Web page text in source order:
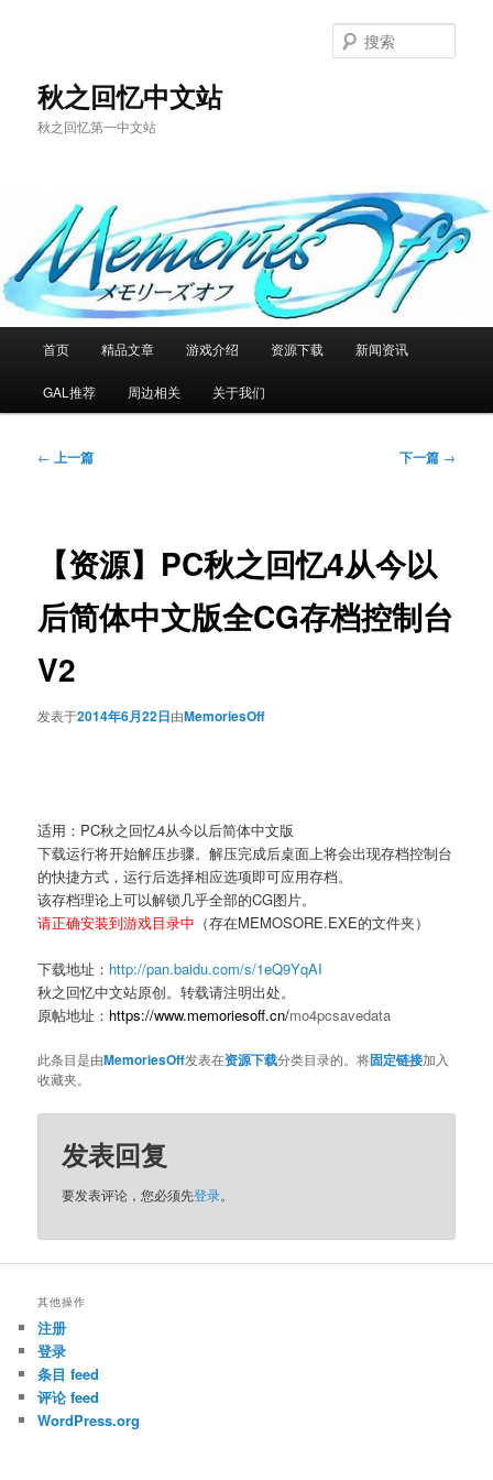
秋之回忆中文站
秋之回忆第一中文站
索
首页 精品文章 游戏介绍 资源下载 新闻资讯
GAL推荐 周边相关 关于我们
文
← 上一篇 下一篇 →
【资源】PC秋之回忆4从今以
后简体中文版全CG存档控制台
V2
发表于2014年6月22日由MemoriesOff
适用：PC秋之回忆4从今以后简体中文版
下载运行将开始解压步骤。解压完成后桌面上将会出现存档控制台
的快捷方式，运行后选择相应选项即可应用存档。
该存档理论上可以解锁几乎全部的CG图片。
请正确安装到游戏目录中 （存在MEMOSORE.EXE的文件夹）
下载地址： http://pan.baidu.com/s/1eQ9YqAI
秋之回忆中文站原创。转载请注明出处。
原帖地址： https://www.memoriesoff.cn/mo4pcsavedata
此条目是由MemoriesOff发表在资源下载分类目录的。将固定链接加入
收藏夹。
发表回复
要发表评论，您必须先登录。
其他操作
注册
登录
条目 feed
评论 feed
WordPress.org